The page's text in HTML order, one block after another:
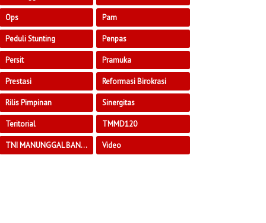
Ops Pam
Peduli Stunting Penpas
Persit Pramuka
Prestasi Reformasi Birokrasi
Rilis Pimpinan Sinergitas
Teritorial TMMD120
TNI MANUNGGAL BANGUN DESA Video